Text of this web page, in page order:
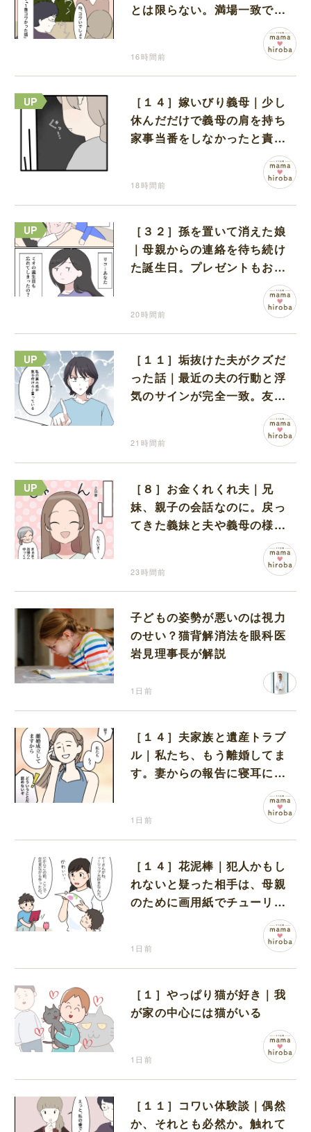
とは限らない。満場一致でコ
ワいと認定された意外な体験
16時間前
［１４］嫁いびり義母｜少し
休んだだけで義母の肩を持ち
家事当番をしなかったと責め
18時間前
［３２］孫を置いて消えた娘
｜母親からの連絡を待ち続け
た誕生日。プレゼントもお祝
20時間前
［１１］垢抜けた夫がクズだ
った話｜最近の夫の行動と浮
気のサインが完全一致。友人
21時間前
［８］お金くれくれ夫｜兄
妹、親子の会話なのに。戻っ
てきた義妹と夫や義母の様子
23時間前
子どもの姿勢が悪いのは視力
のせい？猫背解消法を眼科医
岩見理事長が解説
1日前
［１４］夫家族と遺産トラブ
ル｜私たち、もう離婚してま
す。妻からの報告に寝耳に水
1日前
［１４］花泥棒｜犯人かもし
れないと疑った相手は、母親
のために画用紙でチューリッ
プを作っていただけだった
1日前
［１］やっぱり猫が好き｜我
が家の中心には猫がいる
1日前
［１１］コワい体験談｜偶然
か、それとも必然か。触れて